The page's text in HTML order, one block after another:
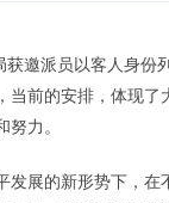
邀派员以客人身份
当前的安排，体现
力。
的新形势下，在